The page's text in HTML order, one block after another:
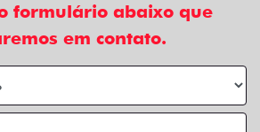
formulário abaixo que
em contato.